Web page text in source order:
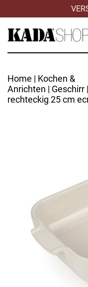
Home | Kochen &
Anrichten | Geschirr |
rechteckig 25 cm